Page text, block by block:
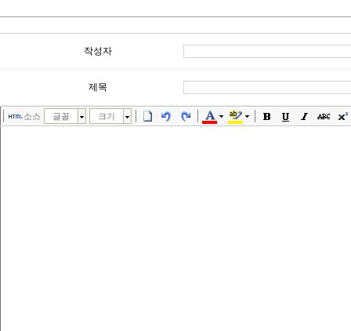
작성자
제목
소스 글꼴 크기